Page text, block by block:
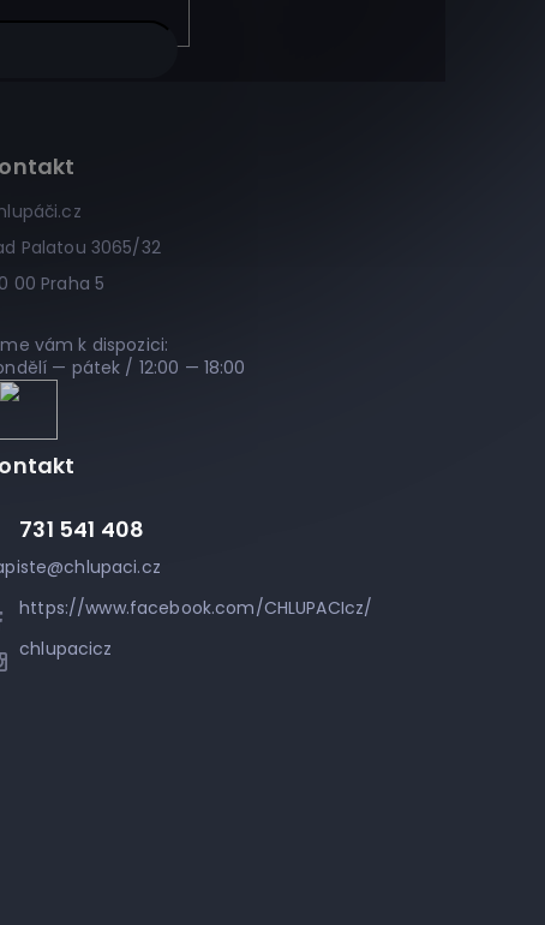
Palatou 3065/32
00 Praha 5
vám k dispozici:
— pátek / 12:00 — 18:00
@chlupaci.cz
731 541 408
https://www.facebook.com/CHLUPACIcz/
chlupacicz